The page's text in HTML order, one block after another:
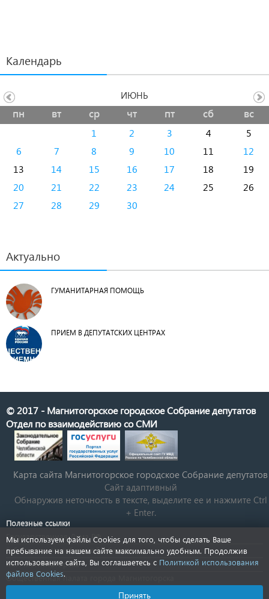
Календарь
пн вт ср чт пт сб вс
1 2 3 4
5
6
7 8 9 10 11
12
13
14 15 16 17 18
19
20
21 22 23 24 25
26
27
28 29 30
ИЮНЬ
Актуально
ГУМАНИТАРНАЯ ПОМОЩЬ
ПРИЕМ В ДЕПУТАТСКИХ ЦЕНТРАХ
© 2017 - Магнитогорское городское Собрание депутатов
Отдел по взаимодействию со СМИ
Карта сайта Магнитогорское городское Cобрание депутатов
Сайт адаптивный
Обнаружив неточность в тексте, выделите ее и нажмите Ctrl
+ Enter.
Полезные ссылки
Государственная Дума РФ
Губернатор Челябинской области
КСП Магнитогорска
Общественная палата города Магнитогорска
Новости Челябинской области
Мы используем файлы Cookies для того, чтобы сделать Ваше
пребывание на нашем сайте максимально удобным. Продолжив
использование сайта, Вы соглашаетесь с Политикой использования
файлов Cookies.
Принять